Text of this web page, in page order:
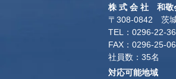
対応可能地域
株 式 会 社 和敬
〒308-0842 茨
TEL：0296-22-
​FAX：0296-25-
​社員数：35名​